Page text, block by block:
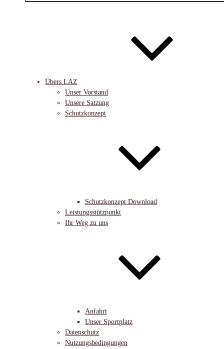
Übers LAZ
Unser Vorstand
Unsere Satzung
Schutzkonzept
Schutzkonzept Download
Leistungsstützpunkt
Ihr Weg zu uns
Anfahrt
Unser Sportplatz
Datenschutz
Nutzungsbedingungen